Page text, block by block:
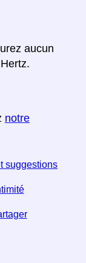
aucun
notre
suggestions